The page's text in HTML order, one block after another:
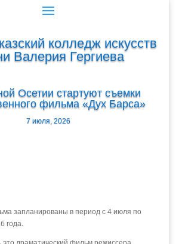
колледж искусств
Валерия Гергиева
Осетии стартуют съемки
фильма «Дух Барса»
7 июля, 2026
запланированы в период с 4 июля по
года.